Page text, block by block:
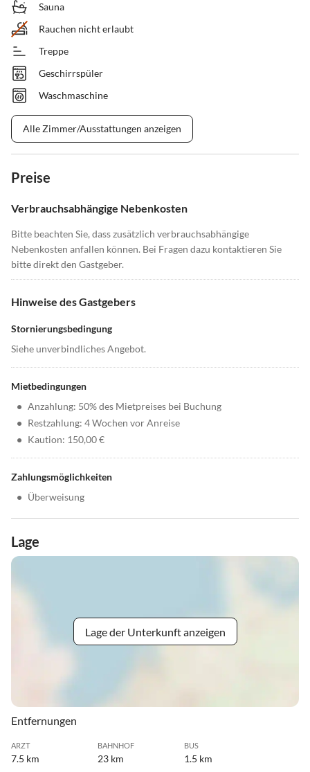
Sauna
Rauchen nicht erlaubt
Treppe
Geschirrspüler
Waschmaschine
Alle Zimmer/Ausstattungen anzeigen
Preise
Verbrauchsabhängige Nebenkosten
Bitte beachten Sie, dass zusätzlich verbrauchsabhängige
Nebenkosten anfallen können. Bei Fragen dazu kontaktieren Sie
bitte direkt den Gastgeber.
Hinweise des Gastgebers
Stornierungsbedingung
Siehe unverbindliches Angebot.
Mietbedingungen
• Anzahlung: 50% des Mietpreises bei Buchung
• Restzahlung: 4 Wochen vor Anreise
• Kaution: 150,00 €
Zahlungsmöglichkeiten
• Überweisung
Lage
Lage der Unterkunft anzeigen
Entfernungen
ARZT
7.5 km
BAHNHOF
23 km
BUS
1.5 km